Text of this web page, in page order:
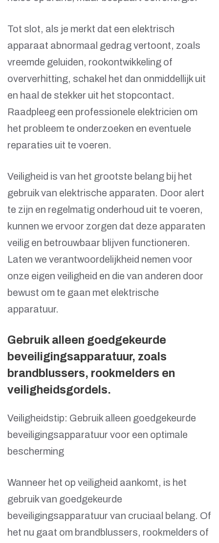
Tot slot, als je merkt dat een elektrisch
apparaat abnormaal gedrag vertoont, zoals
vreemde geluiden, rookontwikkeling of
oververhitting, schakel het dan onmiddellijk uit
en haal de stekker uit het stopcontact.
Raadpleeg een professionele elektricien om
het probleem te onderzoeken en eventuele
reparaties uit te voeren.
Veiligheid is van het grootste belang bij het
gebruik van elektrische apparaten. Door alert
te zijn en regelmatig onderhoud uit te voeren,
kunnen we ervoor zorgen dat deze apparaten
veilig en betrouwbaar blijven functioneren.
Laten we verantwoordelijkheid nemen voor
onze eigen veiligheid en die van anderen door
bewust om te gaan met elektrische
apparatuur.
Gebruik alleen goedgekeurde
beveiligingsapparatuur, zoals
brandblussers, rookmelders en
veiligheidsgordels.
Veiligheidstip: Gebruik alleen goedgekeurde
beveiligingsapparatuur voor een optimale
bescherming
Wanneer het op veiligheid aankomt, is het
gebruik van goedgekeurde
beveiligingsapparatuur van cruciaal belang. Of
het nu gaat om brandblussers, rookmelders of